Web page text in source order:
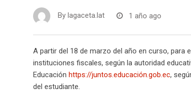
By lagaceta.lat 1 año ago
A partir del 18 de marzo del año en curso, para
instituciones fiscales, según la autoridad
Educación https://juntos.educación.gob.ec,
del estudiante.